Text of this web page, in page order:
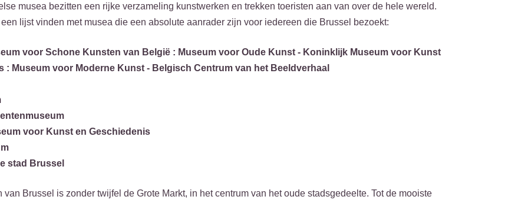
musea bezitten een rijke verzameling kunstwerken en trekken toeristen aan van over de hele wereld.
lijst vinden met musea die een absolute aanrader zijn voor iedereen die Brussel bezoekt:
voor Schone Kunsten van België : Museum voor Oude Kunst - Koninklijk Museum voor Kunst
: Museum voor Moderne Kunst - Belgisch Centrum van het Beeldverhaal
voor Kunst en Geschiedenis
stad Brussel
van Brussel is zonder twijfel de Grote Markt, in het centrum van het oude stadsgedeelte. Tot de mooiste